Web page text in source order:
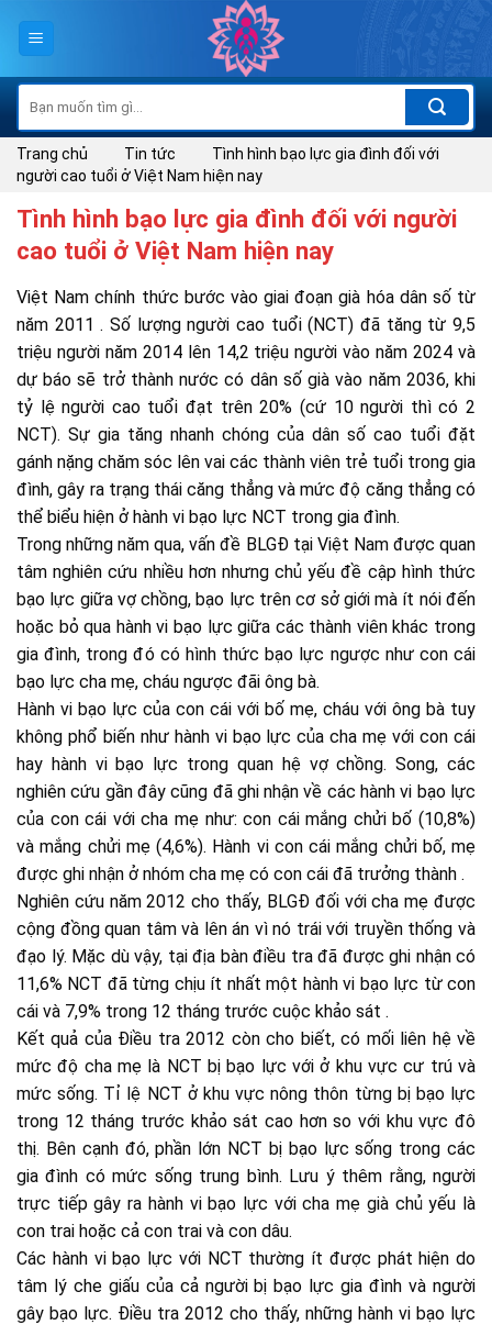
kiếm:
Trang chủ Tin tức
Tình hình bạo lực gia đình đối với
người cao tuổi ở Việt Nam hiện nay
Tình hình bạo lực gia đình đối với người
cao tuổi ở Việt Nam hiện nay
Việt Nam chính thức bước vào giai đoạn già hóa dân số từ
năm 2011 . Số lượng người cao tuổi (NCT) đã tăng từ 9,5
triệu người năm 2014 lên 14,2 triệu người vào năm 2024 và
dự báo sẽ trở thành nước có dân số già vào năm 2036, khi
tỷ lệ người cao tuổi đạt trên 20% (cứ 10 người thì có 2
NCT). Sự gia tăng nhanh chóng của dân số cao tuổi đặt
gánh nặng chăm sóc lên vai các thành viên trẻ tuổi trong gia
đình, gây ra trạng thái căng thẳng và mức độ căng thẳng có
thể biểu hiện ở hành vi bạo lực NCT trong gia đình.
Trong những năm qua, vấn đề BLGĐ tại Việt Nam được quan
tâm nghiên cứu nhiều hơn nhưng chủ yếu đề cập hình thức
bạo lực giữa vợ chồng, bạo lực trên cơ sở giới mà ít nói đến
hoặc bỏ qua hành vi bạo lực giữa các thành viên khác trong
gia đình, trong đó có hình thức bạo lực ngược như con cái
bạo lực cha mẹ, cháu ngược đãi ông bà.
Hành vi bạo lực của con cái với bố mẹ, cháu với ông bà tuy
không phổ biến như hành vi bạo lực của cha mẹ với con cái
hay hành vi bạo lực trong quan hệ vợ chồng. Song, các
nghiên cứu gần đây cũng đã ghi nhận về các hành vi bạo lực
của con cái với cha mẹ như: con cái mắng chửi bố (10,8%)
và mắng chửi mẹ (4,6%). Hành vi con cái mắng chửi bố, mẹ
được ghi nhận ở nhóm cha mẹ có con cái đã trưởng thành .
Nghiên cứu năm 2012 cho thấy, BLGĐ đối với cha mẹ được
cộng đồng quan tâm và lên án vì nó trái với truyền thống và
đạo lý. Mặc dù vậy, tại địa bàn điều tra đã được ghi nhận có
11,6% NCT đã từng chịu ít nhất một hành vi bạo lực từ con
cái và 7,9% trong 12 tháng trước cuộc khảo sát .
Kết quả của Điều tra 2012 còn cho biết, có mối liên hệ về
mức độ cha mẹ là NCT bị bạo lực với ở khu vực cư trú và
mức sống. Tỉ lệ NCT ở khu vực nông thôn từng bị bạo lực
trong 12 tháng trước khảo sát cao hơn so với khu vực đô
thị. Bên cạnh đó, phần lớn NCT bị bạo lực sống trong các
gia đình có mức sống trung bình. Lưu ý thêm rằng, người
trực tiếp gây ra hành vi bạo lực với cha mẹ già chủ yếu là
con trai hoặc cả con trai và con dâu.
Các hành vi bạo lực với NCT thường ít được phát hiện do
tâm lý che giấu của cả người bị bạo lực gia đình và người
gây bạo lực. Điều tra 2012 cho thấy, những hành vi bạo lực